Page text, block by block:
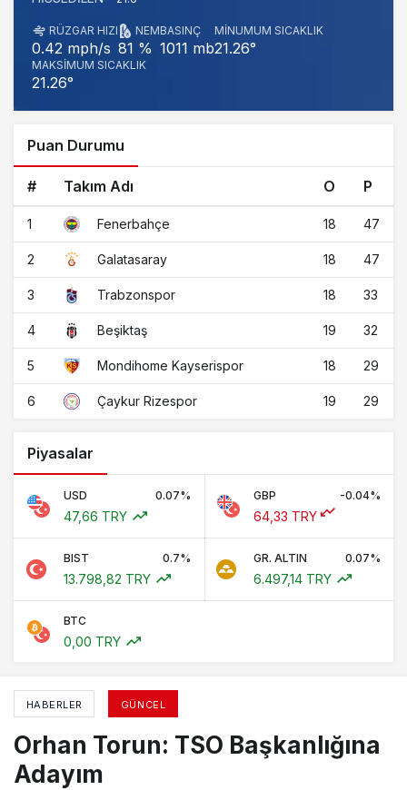
RÜZGAR HIZI
0.42 mph/s
NEM
81 %
BASINÇ
1011 mb
MINUMUM SICAKLIK
21.26°
MAKSIMUM SICAKLIK
21.26°
Puan Durumu
# Takım Adı O P
1 Fenerbahçe 18 47
2 Galatasaray 18 47
3 Trabzonspor 18 33
4 Beşiktaş 19 32
5 Mondihome Kayserispor 18 29
6 Çaykur Rizespor 19 29
Piyasalar
USD 0.07%
47,66 TRY
GBP -0.04%
64,33 TRY
BIST 0.7%
13.798,82 TRY
GR. ALTIN 0.07%
6.497,14 TRY
BTC
0,00 TRY
HABERLER GÜNCEL
Orhan Torun: TSO Başkanlığına
Adayım